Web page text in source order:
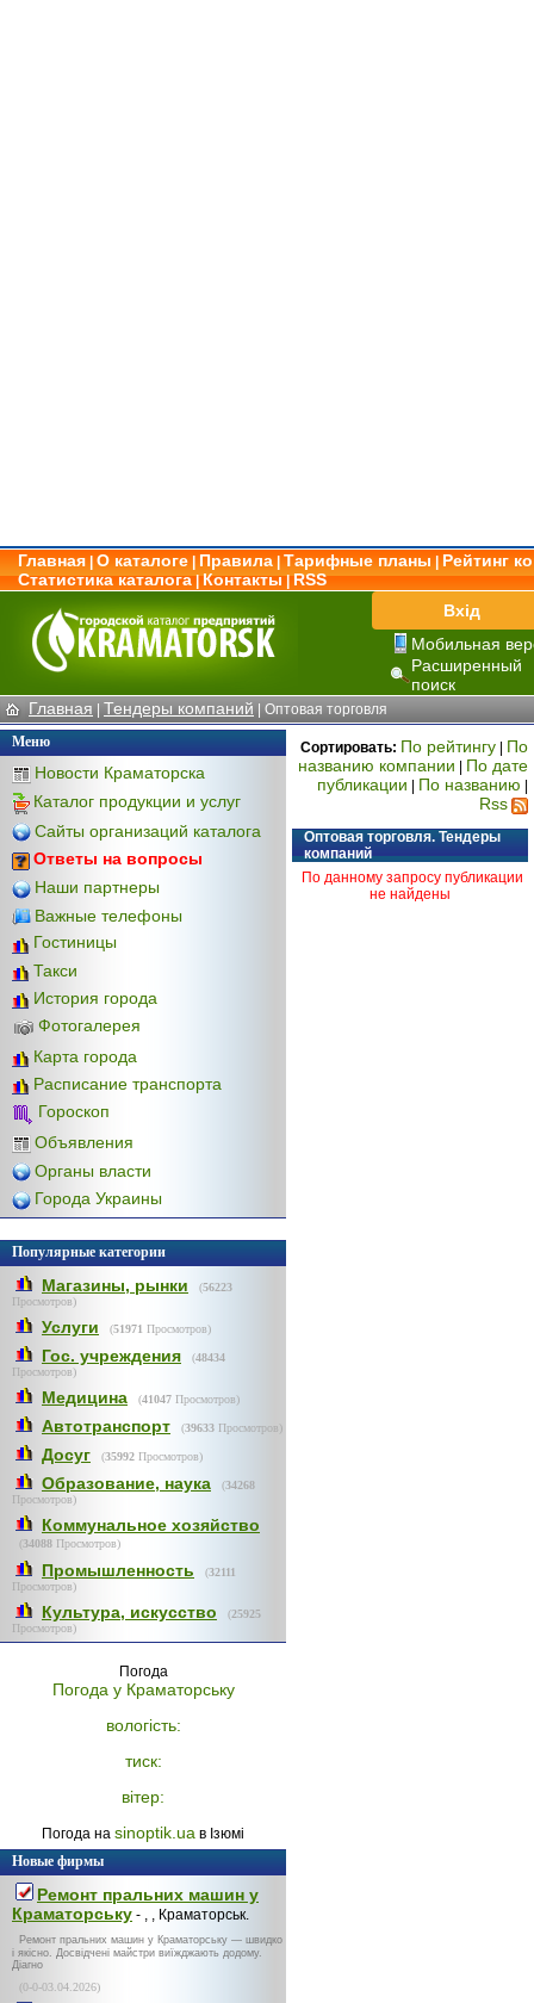
Главная О каталоге Правила Тарифные планы
Рейтинг
Статистика каталога|Контакты|RSS
Вхід
Мобильная
Расширенный
поиск
Главная | Тендеры компаний | Оптовая торговля
Меню
Новости Краматорска
Каталог продукции и услуг
Сайты организаций каталога
Ответы на вопросы
Наши партнеры
Важные телефоны
Гостиницы
Такси
История города
Фотогалерея
Карта города
Расписание транспорта
Гороскоп
Объявления
Органы власти
Города Украины
Популярные категории
Магазины, рынки (56223
Просмотров)
Услуги (51971 Просмотров)
Гос. учреждения (48434
Просмотров)
Медицина (41047 Просмотров)
Автотранспорт (39633 Просмотров)
Досуг (35992 Просмотров)
Образование, наука (34268
Просмотров)
Коммунальное хозяйство
(34088 Просмотров)
Промышленность (32111
Просмотров)
Культура, искусство (25925
Просмотров)
Погода
Погода у Краматорську
вологість:
тиск:
вітер:
Погода на sinoptik.ua в Ізюмі
Новые фирмы
Ремонт пральних машин у
Краматорську - , , Краматорськ.
Ремонт пральних машин у Краматорську — швидко
і якісно. Досвідчені майстри виїжджають додому.
Діагно
(0-0-03.04.2026)
Сортировать: По рейтингу
По
названию компании
По дате
публикации
По названию
Rss
Оптовая торговля. Тендеры
компаний
По данному запросу публикации
не найдены